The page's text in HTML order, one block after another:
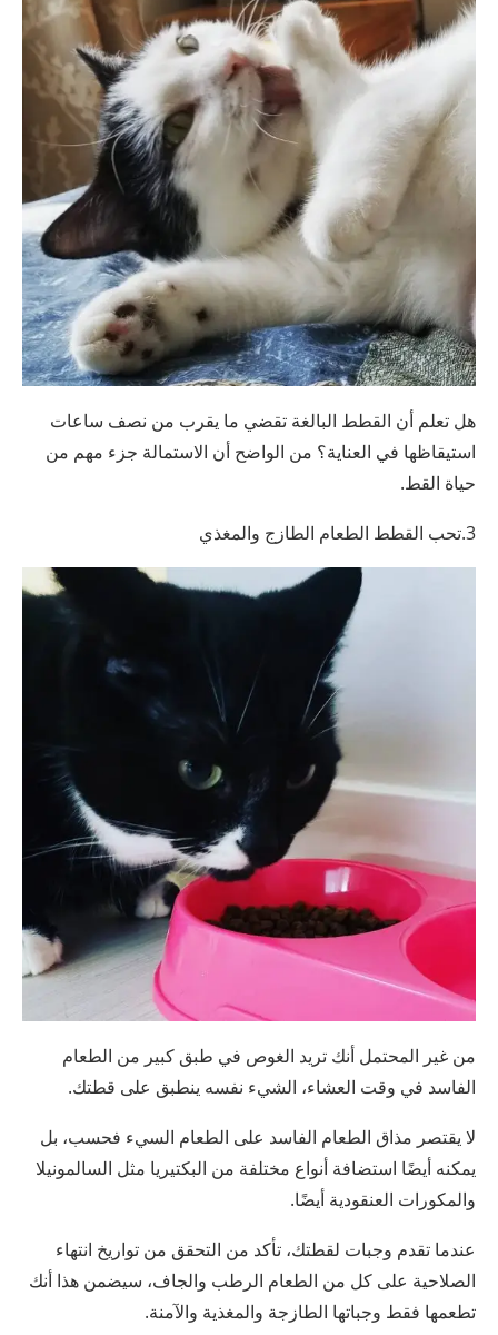
هل تعلم أن القطط البالغة تقضي ما يقرب من نصف ساعات
استيقاظها في العناية؟ من الواضح أن الاستمالة جزء مهم من
حياة القط.
3.تحب القطط الطعام الطازج والمغذي
من غير المحتمل أنك تريد الغوص في طبق كبير من الطعام
الفاسد في وقت العشاء، الشيء نفسه ينطبق على قطتك.
لا يقتصر مذاق الطعام الفاسد على الطعام السيء فحسب، بل
يمكنه أيضًا استضافة أنواع مختلفة من البكتيريا مثل السالمونيلا
والمكورات العنقودية أيضًا.
عندما تقدم وجبات لقطتك، تأكد من التحقق من تواريخ انتهاء
الصلاحية على كل من الطعام الرطب والجاف، سيضمن هذا أنك
تطعمها فقط وجباتها الطازجة والمغذية والآمنة.